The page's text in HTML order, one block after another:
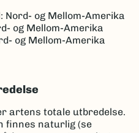
Nord- og Mellom-Amerika
og Mellom-Amerika
og Mellom-Amerika
artens totale utbredelse.
finnes naturlig (se